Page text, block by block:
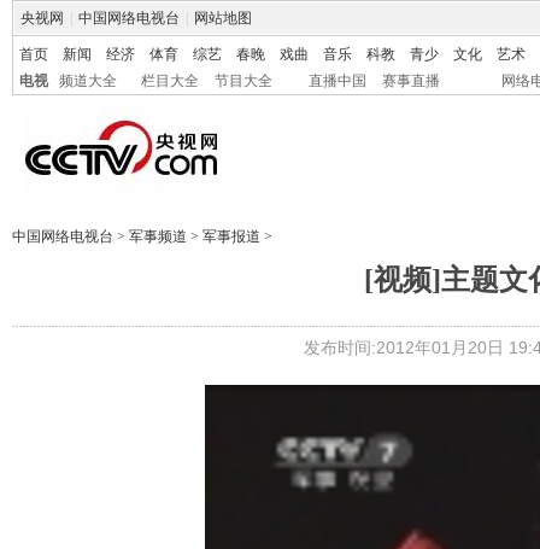
央视网 中国网络电视台 网站地图
首页 新闻 经济 体育 综艺 春晚 戏曲 音乐 科教 青少 文化
艺术
电视
频道大全 栏目大全 节目大全 直播中国 赛事直播 网络
中国网络电视台 > 军事频道 > 军事报道 >
[视频]主题文
发布时间:2012年01月20日